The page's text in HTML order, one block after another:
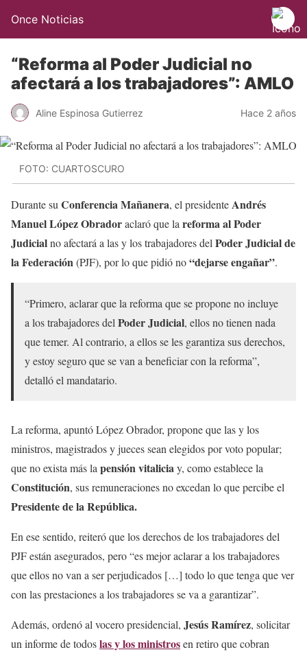
Once Noticias
“Reforma al Poder Judicial no
afectará a los trabajadores”: AMLO
Aline Espinosa Gutierrez Hace 2 años
FOTO: CUARTOSCURO
Durante su Conferencia Mañanera, el presidenteAndrés
Manuel López Obradoraclaró que la reforma al Poder
Judicialno afectará a las y los trabajadores del Poder Judicial de
la Federación(PJF), por lo que pidió no“dejarse engañar”.
“Primero, aclarar que la reforma que se propone no incluye
a los trabajadores del Poder Judicial, ellos no tienen nada
que temer. Al contrario, a ellos se les garantiza sus derechos,
y estoy seguro que se van a beneficiar con la reforma”,
detalló el mandatario.
La reforma, apuntó López Obrador, propone que las y los
ministros, magistrados y jueces sean elegidos por voto popular;
que no exista más la pensión vitaliciay, como establece la
Constitución, sus remuneraciones no excedan lo que percibe el
Presidente de la República.
En ese sentido, reiteró que los derechos de los trabajadores del
PJF están asegurados, pero “es mejor aclarar a los trabajadores
que ellos no van a ser perjudicados […] todo lo que tenga que ver
con las prestaciones a los trabajadores se va a garantizar”.
Además, ordenó al vocero presidencial, Jesús Ramírez, solicitar
un informe de todoslas y los ministrosen retiro que cobran